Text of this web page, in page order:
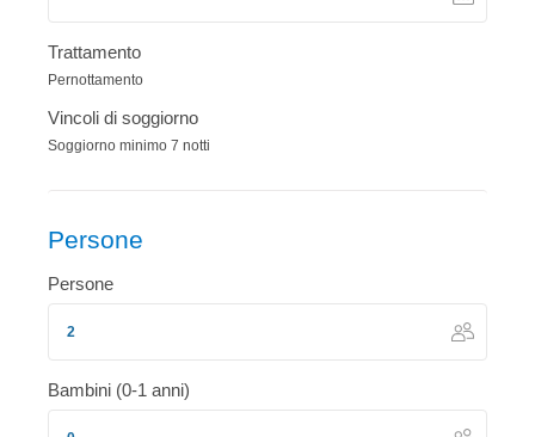
Trattamento
Pernottamento
Vincoli di soggiorno
Soggiorno minimo 7 notti
Persone
Persone
Bambini (0-1 anni)